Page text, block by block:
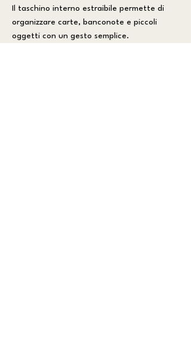
Il taschino interno estraibile permette di
organizzare carte, banconote e piccoli
oggetti con un gesto semplice.